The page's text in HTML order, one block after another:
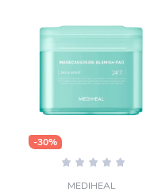
-30%
MEDIHEAL